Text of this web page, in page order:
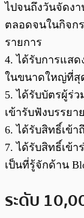
ไปจนถึงวันจัดงา
ตลอดจนในกิจก
รายการ
4. ได้รับการแส
ในขนาดใหญ่ที่สุ
5. ได้รับบัตรผู้ร่
เข้ารับฟังบรรยา
6. ได้รับสิทธิ์เข้
7. ได้รับสิทธิ์เข้า
เป็นที่รู้จักด้าน
ระดับ